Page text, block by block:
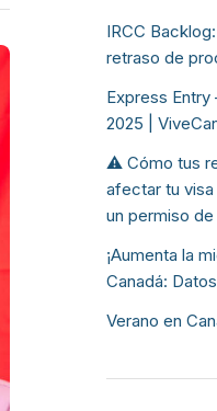
IRCC
retraso de
Express Entry
2025 |
⚠️ Cómo tus
afectar tu
un permiso
¡Aumenta la
Canadá:
Verano en